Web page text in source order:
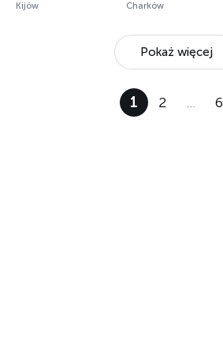
Kijów Charków
Pokaż więcej
1 2 … 6